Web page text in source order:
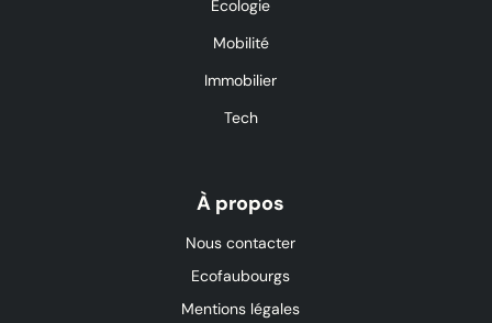
Ecologie
Mobilité
Immobilier
Tech
À propos
Nous contacter
Ecofaubourgs
Mentions légales